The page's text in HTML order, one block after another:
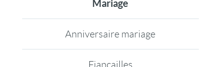
Mariage
Anniversaire mariage
Fiançailles